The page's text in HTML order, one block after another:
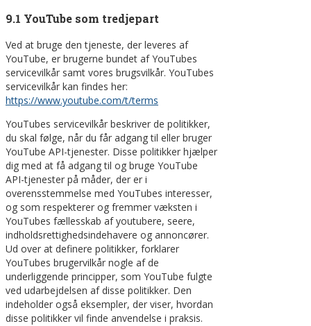
9.1 YouTube som tredjepart
Ved at bruge den tjeneste, der leveres af
YouTube, er brugerne bundet af YouTubes
servicevilkår samt vores brugsvilkår. YouTubes
servicevilkår kan findes her:
https://www.youtube.com/t/terms
YouTubes servicevilkår beskriver de politikker,
du skal følge, når du får adgang til eller bruger
YouTube API-tjenester. Disse politikker hjælper
dig med at få adgang til og bruge YouTube
API-tjenester på måder, der er i
overensstemmelse med YouTubes interesser,
og som respekterer og fremmer væksten i
YouTubes fællesskab af youtubere, seere,
indholdsrettighedsindehavere og annoncører.
Ud over at definere politikker, forklarer
YouTubes brugervilkår nogle af de
underliggende principper, som YouTube fulgte
ved udarbejdelsen af disse politikker. Den
indeholder også eksempler, der viser, hvordan
disse politikker vil finde anvendelse i praksis.